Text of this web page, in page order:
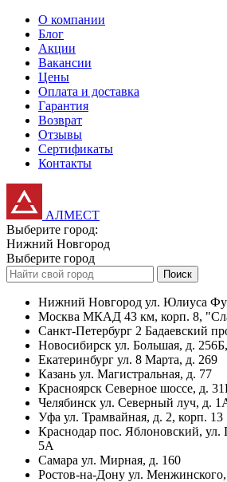
О компании
Блог
Акции
Вакансии
Цены
Оплата и доставка
Гарантия
Возврат
Отзывы
Сертификаты
Контакты
АЛМЕСТ
Выберите город:
Нижний Новгород
Выберите город
Поиск
Нижний Новгород ул. Юлиуса
Москва МКАД 43 км, корп. 8,
Санкт-Петербург 2 Бадаевский
Новосибирск ул. Большая, д.
Екатеринбург ул. 8 Марта, д. 269
Казань ул. Магистральная, д. 77
Красноярск Северное шоссе, д.
Челябинск ул. Северный луч, д.
Уфа ул. Трамвайная, д. 2, корп. 13
Краснодар пос. Яблоновский, ул.
5А
Самара ул. Мирная, д. 160
Ростов-на-Дону ул. Менжинского,